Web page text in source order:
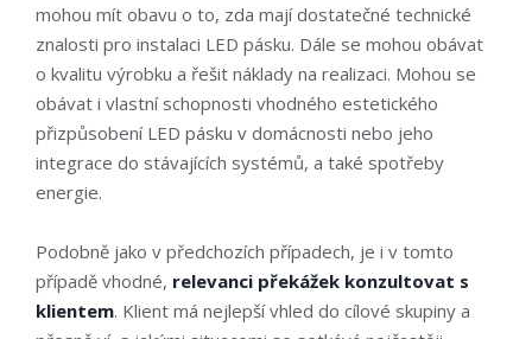
mohou mít obavu o to, zda mají dostatečné technické
znalosti pro instalaci LED pásku. Dále se mohou obávat
o kvalitu výrobku a řešit náklady na realizaci. Mohou se
obávat i vlastní schopnosti vhodného estetického
přizpůsobení LED pásku v domácnosti nebo jeho
integrace do stávajících systémů, a také spotřeby
energie.
Podobně jako v předchozích případech, je i v tomto
případě vhodné, relevanci překážek konzultovat s
klientem. Klient má nejlepší vhled do cílové skupiny a